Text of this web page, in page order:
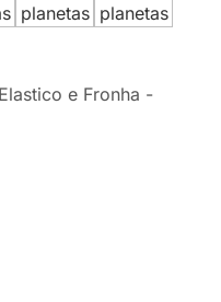
e Fronha -